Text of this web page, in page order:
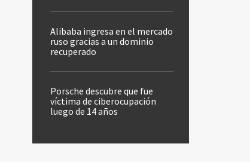
Alibaba ingresa en el mercado
ruso gracias a un dominio
recuperado
Porsche descubre que fue
víctima de ciberocupación
luego de 14 años